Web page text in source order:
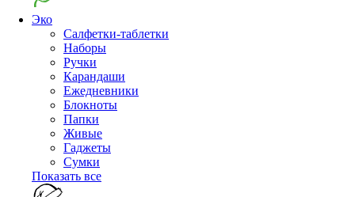
Эко
Салфетки-таблетки
Наборы
Ручки
Карандаши
Ежедневники
Блокноты
Папки
Живые
Гаджеты
Сумки
Показать все